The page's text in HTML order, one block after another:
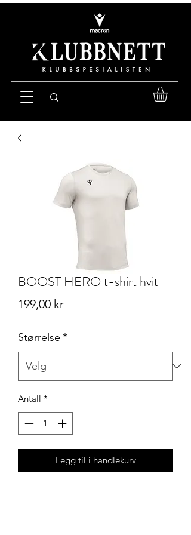
BOOST HERO t-shirt hvit
199,00 krPris
Størrelse *
Antall *
Legg til i handlekurv